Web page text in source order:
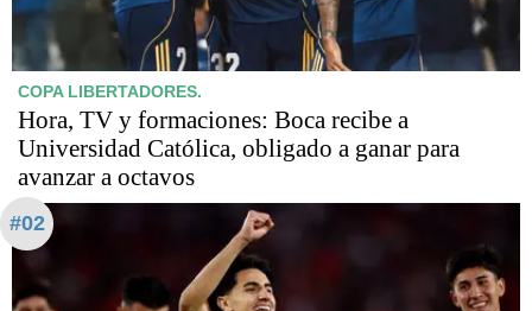
COPA LIBERTADORES.
Hora, TV y formaciones: Boca recibe a
Universidad Católica, obligado a ganar para
avanzar a octavos
#02